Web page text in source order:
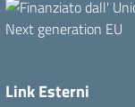
Link Esterni